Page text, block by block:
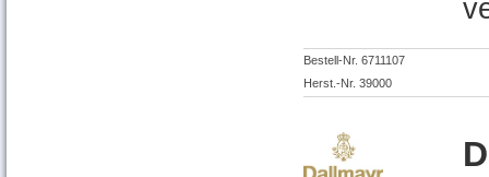
Bestell-Nr. 6711107
Herst.-Nr. 39000